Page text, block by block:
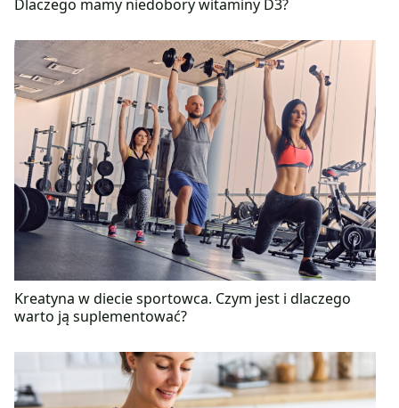
Dlaczego mamy niedobory witaminy D3?
Kreatyna w diecie sportowca. Czym jest i dlaczego
warto ją suplementować?